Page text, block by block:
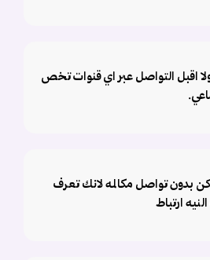
اقبل التواصل عبر اي قنوات تخص
بدون تواصل مكالمه لانك تعرف
ارتباط